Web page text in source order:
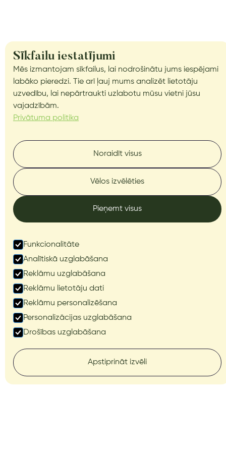
NUESTROS ARTÍCULOS
Innovaciones que crecen
con la cosecha
Póngase en contacto con nosotros
Póngase en contacto con nosotros
Por el momento no hay artículos todavía.
Sīkfailu iestatījumi
Mēs izmantojam sīkfailus, lai nodrošinātu jums iespējami
labāko pieredzi. Tie arī ļauj mums analizēt lietotāju
uzvedību, lai nepārtraukti uzlabotu mūsu vietni jūsu
vajadzībām.
Privātuma politika
Noraidīt visus
Vēlos izvēlēties
Pieņemt visus
Funkcionalitāte
Analītiskā uzglabāšana
Reklāmu uzglabāšana
Reklāmu lietotāju dati
Reklāmu personalizēšana
Personalizācijas uzglabāšana
Drošības uzglabāšana
Apstiprināt izvēli